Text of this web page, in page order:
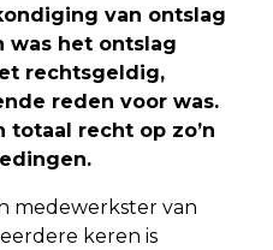
van ontslag
was het ontslag
rechtsgeldig,
reden voor was.
recht op zo’n
medewerkster van
keren is